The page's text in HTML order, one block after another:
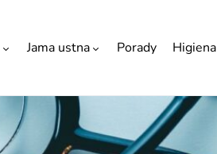
Jama ustna Porady Higiena